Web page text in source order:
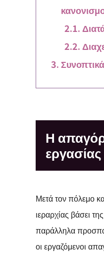
Συνοπτικά
Η
εργασίας
Μετά τον πόλεμο
ιεραρχίας βάσει
παράλληλα
οι εργαζόμενοι